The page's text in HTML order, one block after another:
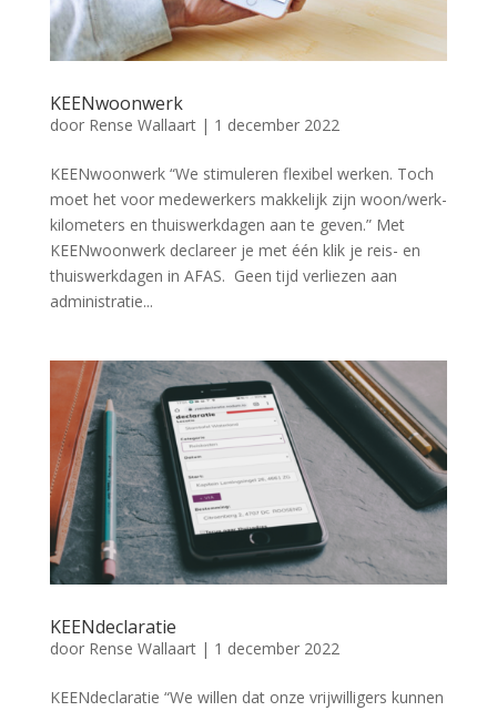
KEENwoonwerk
door Rense Wallaart| 1 december 2022
KEENwoonwerk “We stimuleren flexibel werken. Toch
moet het voor medewerkers makkelijk zijn woon/werk-
kilometers en thuiswerkdagen aan te geven.” Met
KEENwoonwerk declareer je met één klik je reis- en
thuiswerkdagen in AFAS. Geen tijd verliezen aan
administratie...
KEENdeclaratie
door Rense Wallaart| 1 december 2022
KEENdeclaratie “We willen dat onze vrijwilligers kunnen